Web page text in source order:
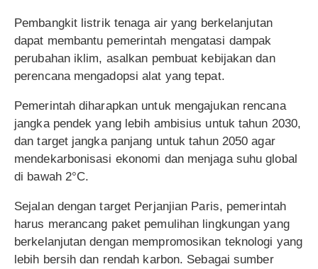
Pembangkit listrik tenaga air yang berkelanjutan
dapat membantu pemerintah mengatasi dampak
perubahan iklim, asalkan pembuat kebijakan dan
perencana mengadopsi alat yang tepat.
Pemerintah diharapkan untuk mengajukan rencana
jangka pendek yang lebih ambisius untuk tahun 2030,
dan target jangka panjang untuk tahun 2050 agar
mendekarbonisasi ekonomi dan menjaga suhu global
di bawah 2°C.
Sejalan dengan target Perjanjian Paris, pemerintah
harus merancang paket pemulihan lingkungan yang
berkelanjutan dengan mempromosikan teknologi yang
lebih bersih dan rendah karbon. Sebagai sumber